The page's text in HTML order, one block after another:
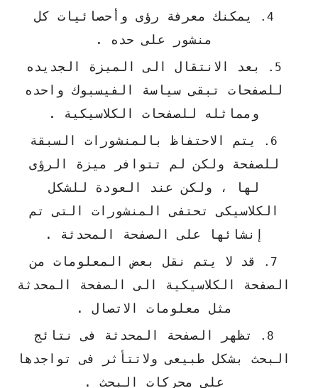
يمكنك معرفة رؤى وأحصائيات كل
منشور على حده .
بعد الانتقال الى الميزة الجديده
للصفحات تبقى سياسة الفيسبوك واحده
ومماثله للصفحات الكلاسيكية .
يتم الاحتفاظ بالمنشورات السبقة
للصفحة ولكن لم تتوافر ميزة الرؤى
لها ، ولكن عند العودة للشكل
الكلاسيكى تحتفى المنشورات التى تم
إنشائها على الصفحة المحدثة .
قد لا يتم نقل بعض المعلومات من
الصفحة الكلاسيكية الى الصفحة المحدثة
مثل معلومات الاتصال .
تظهر الصفحة المحدثة فى نتائج
البحث بشكل طبيعى ولاتتأثر فى تواجدها
على محركات البحث .